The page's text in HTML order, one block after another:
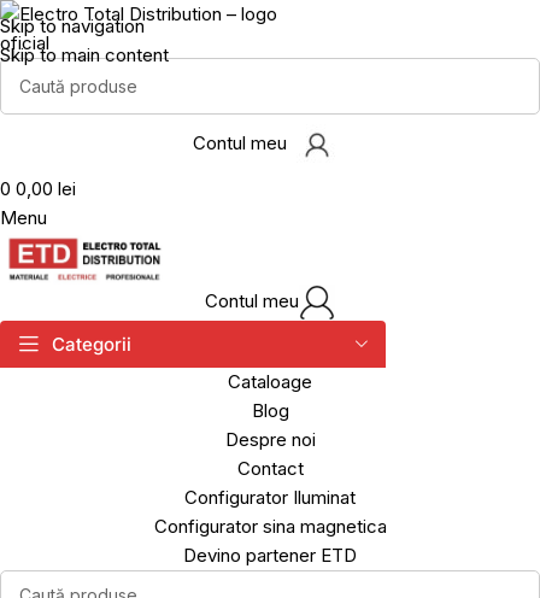
Skip to navigation
Skip to main content
Contul meu
0 0,00 lei
Menu
Contul meu
Categorii
Cataloage
Blog
Despre noi
Contact
Configurator Iluminat
Configurator sina magnetica
Devino partener ETD